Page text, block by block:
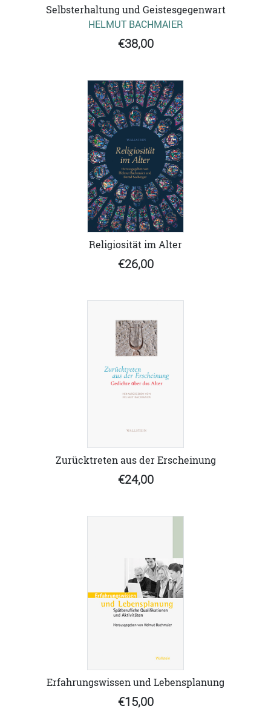
Selbsterhaltung und Geistesgegenwart
HELMUT BACHMAIER
€38,00
Religiosität im Alter
€26,00
Zurücktreten aus der Erscheinung
€24,00
Erfahrungswissen und Lebensplanung
€15,00